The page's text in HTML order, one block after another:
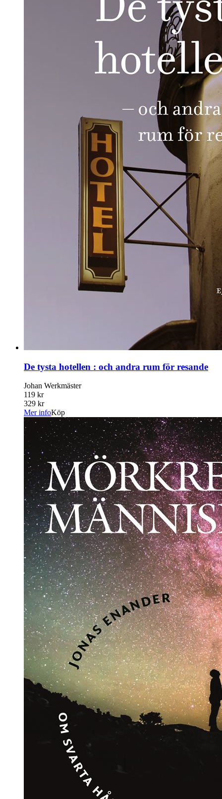
De tysta hotellen : och andra rum för resande
Johan Werkmäster
119 kr
329 kr
Mer infoKöp